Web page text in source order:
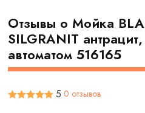
Отзывы о Мойка
SILGRANIT
автоматом 516165
5 0 отзывов